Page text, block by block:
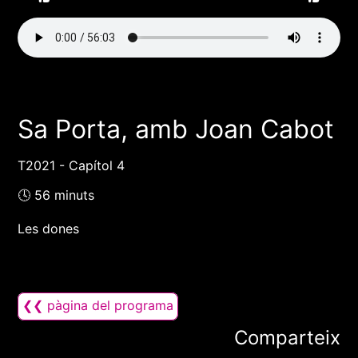
Sa Porta, amb Joan Cabot
T2021 - Capítol 4
🕓 56 minuts
Les dones
❮❮ pàgina del programa
Comparteix